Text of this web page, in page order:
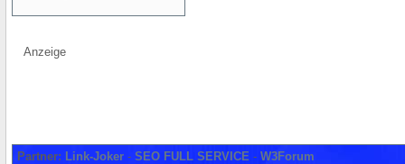
Anzeige
Partner: Link-Joker - SEO FULL SERVICE - W3Forum